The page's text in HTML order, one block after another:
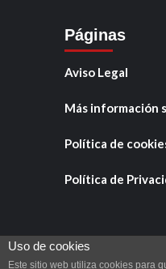
Páginas
Aviso Legal
Más información
Política de
Política de
Uso de cookies
Este sitio web utiliza cookies para